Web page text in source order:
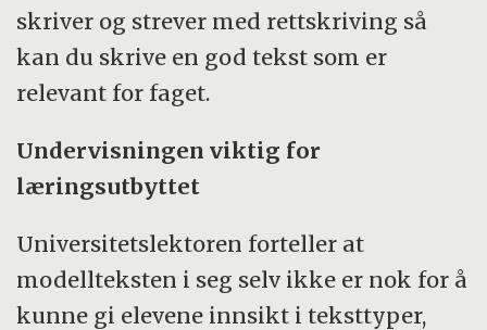
skriver og strever med rettskriving så
kan du skrive en god tekst som er
relevant for faget.
Undervisningen viktig for
læringsutbyttet
Universitetslektoren forteller at
modellteksten i seg selv ikke er nok for å
kunne gi elevene innsikt i teksttyper,